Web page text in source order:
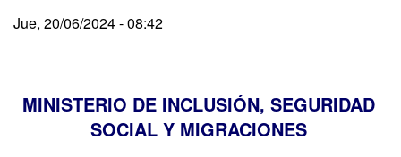
Jue, 20/06/2024 - 08:42
MINISTERIO DE INCLUSIÓN, SEGURIDAD
SOCIAL Y MIGRACIONES